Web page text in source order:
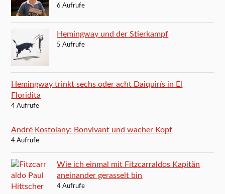
6 Aufrufe
Hemingway und der Stierkampf
5 Aufrufe
Hemingway trinkt sechs oder acht Daiquirís in El
Floridita
4 Aufrufe
André Kostolany: Bonvivant und wacher Kopf
4 Aufrufe
Wie ich einmal mit Fitzcarraldos Kapitän
aneinander gerasselt bin
4 Aufrufe